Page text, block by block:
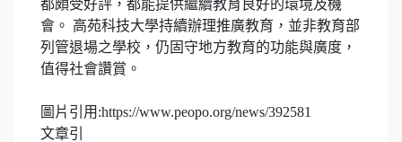
都頗受好評，都能提供繼續教育良好的環境及機
會。 高苑科技大學持續辦理推廣教育，並非教育部
列管退場之學校，仍固守地方教育的功能與廣度，
值得社會讚賞。
圖片引用:https://www.peopo.org/news/392581
文章引